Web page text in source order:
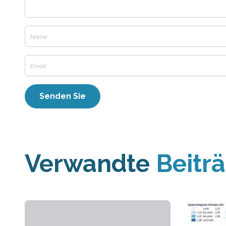
Verwandte